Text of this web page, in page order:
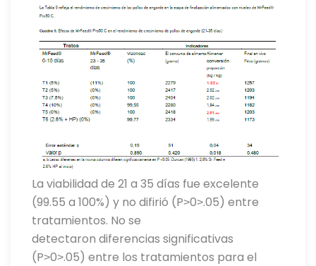
La viabilidad de 21 a 35 días fue excelente
(99.55 a 100%) y no difirió (P˃0˃.05) entre
tratamientos. No se
detectaron diferencias significativas
(P˃0˃.05) entre los tratamientos para el